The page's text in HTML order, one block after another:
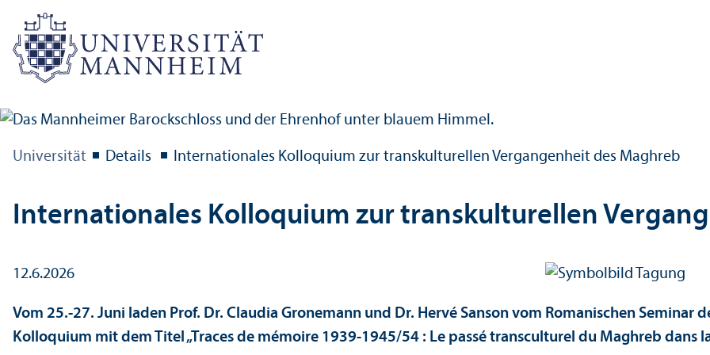
Universität Details Internationales Kolloquium zur trans­kulturellen Vergangenheit des Maghreb
Internationales Kolloquium zur trans­kulturellen
12.6.2026
Vom 25.-27. Juni laden Prof. Dr. Claudia Gronemann und Dr. Hervé Sanson vom Romanischen
Kolloquium mit dem Titel „Traces de mémoire 1939-1945/54 : Le passé trans­culturel du Maghreb dans